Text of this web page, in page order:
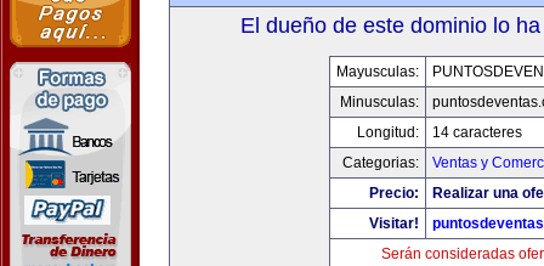
El dueño de este dominio lo
Mayusculas:
Minusculas:
Longitud:
14 caracteres
Categorias:
Ventas y
Precio:
Realizar una
Visitar!
Serán consideradas